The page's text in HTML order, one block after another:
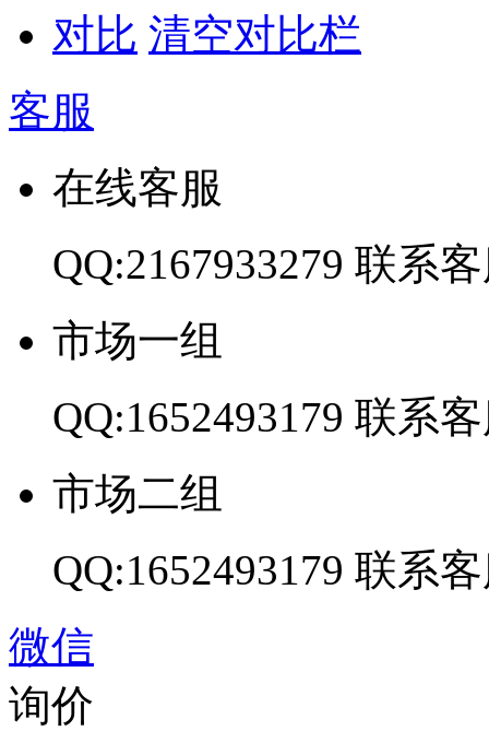
对比 清空对比栏
客服
在线客服
QQ:2167933279 联系
市场一组
QQ:1652493179 联系
市场二组
QQ:1652493179 联系
微信
询价